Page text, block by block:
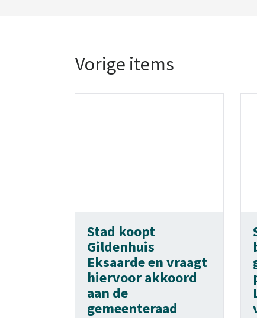
Vorige items
Stad koopt
Gildenhuis
Eksaarde en vraagt
hiervoor akkoord
aan de
gemeenteraad